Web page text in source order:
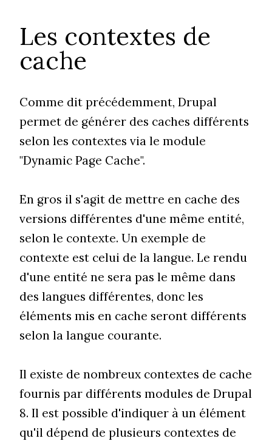
Les contextes de
cache
Comme dit précédemment, Drupal
permet de générer des caches différents
selon les contextes via le module
"Dynamic Page Cache".
En gros il s'agit de mettre en cache des
versions différentes d'une même entité,
selon le contexte. Un exemple de
contexte est celui de la langue. Le rendu
d'une entité ne sera pas le même dans
des langues différentes, donc les
éléments mis en cache seront différents
selon la langue courante.
Il existe de nombreux contextes de cache
fournis par différents modules de Drupal
8. Il est possible d'indiquer à un élément
qu'il dépend de plusieurs contextes de